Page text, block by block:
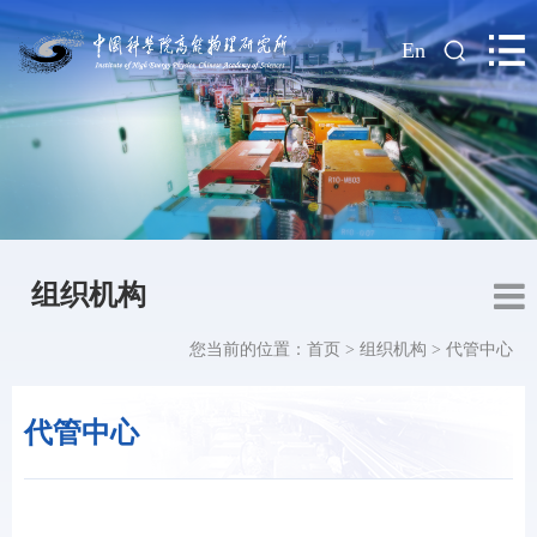
| En
组织机构
代管中心
您当前的位置： 首页 > 组织机构 > 代管中心